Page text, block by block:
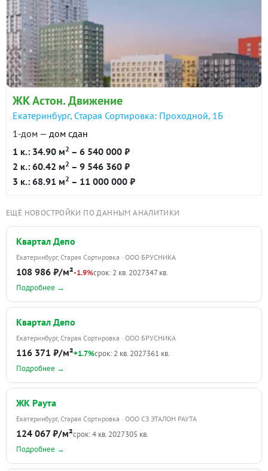
ЖК Астон. Движение
Екатеринбург, Старая Сортировка: Проходной, 1Б
1-дом — дом сдан
1 к.: 34.90 м2 – 6 540 000 ₽
2 к.: 60.42 м2 – 9 546 360 ₽
3 к.: 68.91 м2 – 11 000 000 ₽
ЕЩЁ НОВОСТРОЙКИ ПО ДАННЫМ АНАЛИТИКИ
Квартал Депо
Екатеринбург, Старая Сортировка · ООО БРУСНИКА
108 986 ₽/м²-1.9%срок: 2 кв. 2027347 кв.
Подробнее →
Квартал Депо
Екатеринбург, Старая Сортировка · ООО БРУСНИКА
116 371 ₽/м²+1.7%срок: 2 кв. 2027361 кв.
Подробнее →
ЖК Раута
Екатеринбург, Старая Сортировка · ООО СЗ ЭТАЛОН РАУТА
124 067 ₽/м²срок: 4 кв. 2027305 кв.
Подробнее →